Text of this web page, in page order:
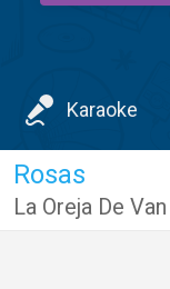
Karaoke
Rosas
La Oreja De